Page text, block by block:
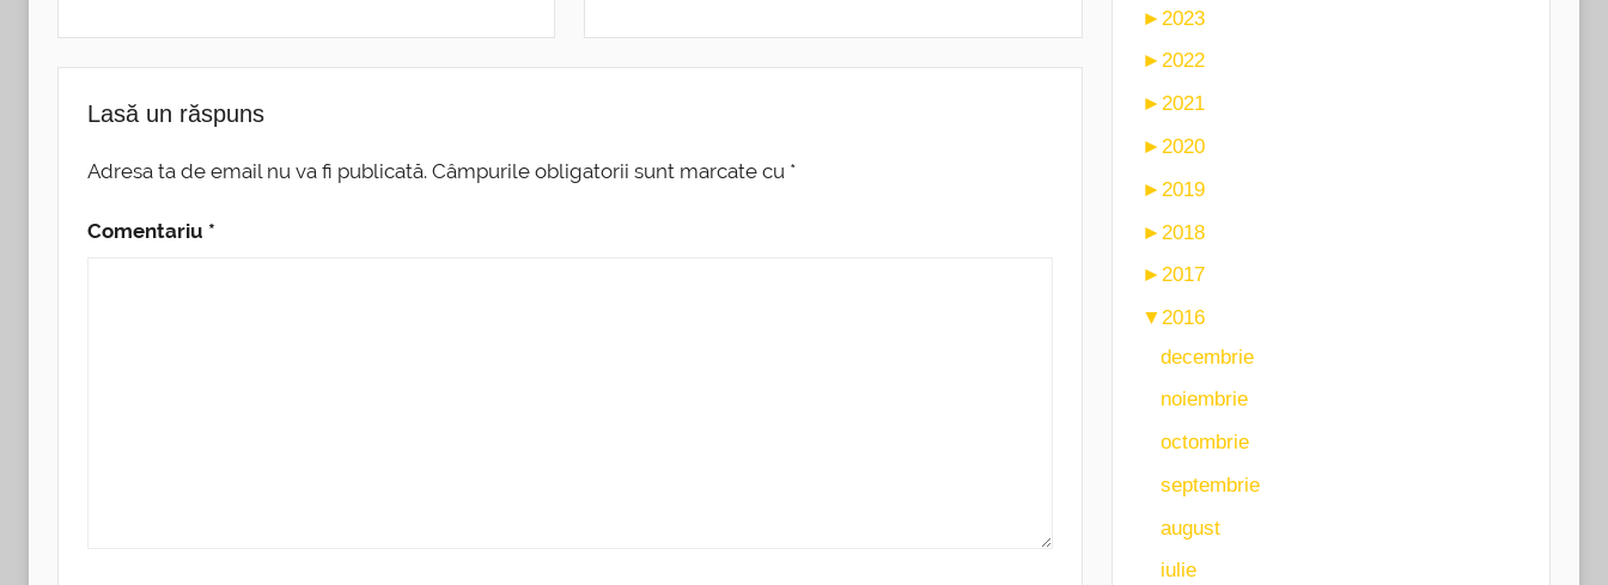
Lasă un răspuns
Adresa ta de email nu va fi publicată. Câmpurile obligatorii sunt marcate cu *
Comentariu *
► 2023
► 2022
► 2021
► 2020
► 2019
► 2018
► 2017
▼2016
decembrie
noiembrie
octombrie
septembrie
august
iulie